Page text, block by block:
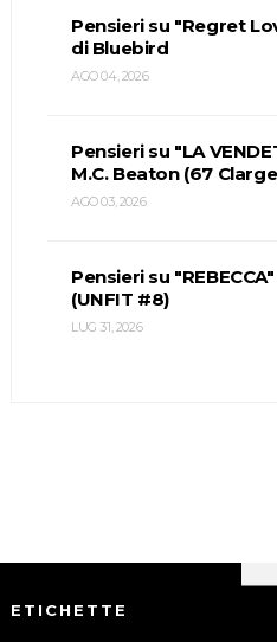
Pensieri su "Regret
di Bluebird
AGO 04, 2026
Pensieri su "LA
M.C. Beaton (67
AGO 03, 2026
Pensieri su
(UNFIT #8)
LUG 31, 2026
ETICHETTE